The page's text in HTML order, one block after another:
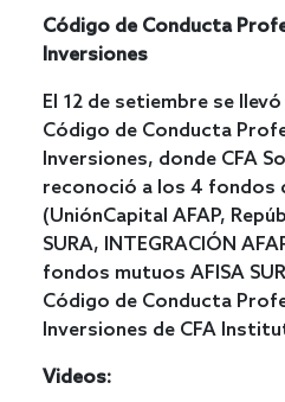
Código de Conducta
Inversiones
El 12 de setiembre se
Código de Conducta
Inversiones, donde CFA
reconoció a los 4 fondos
(UniónCapital AFAP,
SURA, INTEGRACIÓN
fondos mutuos AFISA
Código de Conducta
Inversiones de CFA
Videos: